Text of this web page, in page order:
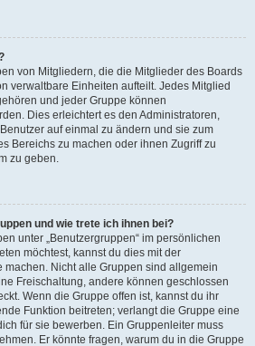
von Mitgliedern, die die Mitglieder des Boards
verwaltbare Einheiten aufteilt. Jedes Mitglied
und jeder Gruppe können
Dies erleichtert es den Administratoren,
auf einmal zu ändern und sie zum
Bereichs zu machen oder ihnen Zugriff zu
zu geben.
und wie trete ich ihnen bei?
unter „Benutzergruppen“ im persönlichen
möchtest, kannst du dies mit der
Nicht alle Gruppen sind allgemein
Freischaltung, andere können geschlossen
Wenn die Gruppe offen ist, kannst du ihr
Funktion beitreten; verlangt die Gruppe eine
für sie bewerben. Ein Gruppenleiter muss
Er könnte fragen, warum du in die Gruppe